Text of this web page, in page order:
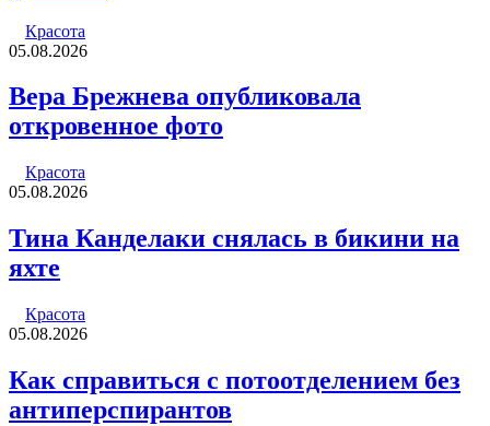
Красота
05.08.2026
Вера Брежнева опубликовала
откровенное фото
Красота
05.08.2026
Тина Канделаки снялась в бикини на
яхте
Красота
05.08.2026
Как справиться с потоотделением без
антиперспирантов